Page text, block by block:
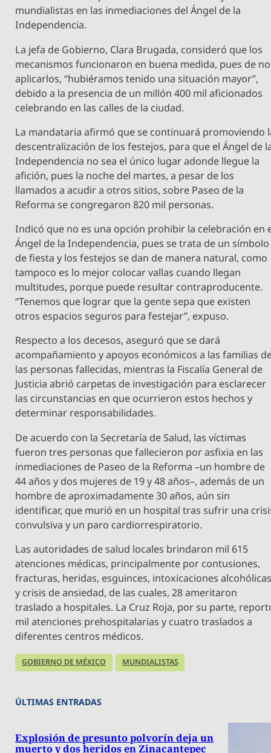
mundialistas en las inmediaciones del Ángel de la
Independencia.
La jefa de Gobierno, Clara Brugada, consideró que los
mecanismos funcionaron en buena medida, pues de no
aplicarlos, “hubiéramos tenido una situación mayor”,
debido a la presencia de un millón 400 mil aficionados
celebrando en las calles de la ciudad.
La mandataria afirmó que se continuará promoviendo
descentralización de los festejos, para que el Ángel de
Independencia no sea el único lugar adonde llegue la
afición, pues la noche del martes, a pesar de los
llamados a acudir a otros sitios, sobre Paseo de la
Reforma se congregaron 820 mil personas.
Indicó que no es una opción prohibir la celebración en
Ángel de la Independencia, pues se trata de un símbolo
de fiesta y los festejos se dan de manera natural, como
tampoco es lo mejor colocar vallas cuando llegan
multitudes, porque puede resultar contraproducente.
“Tenemos que lograr que la gente sepa que existen
otros espacios seguros para festejar”, expuso.
Respecto a los decesos, aseguró que se dará
acompañamiento y apoyos económicos a las familias
las personas fallecidas, mientras la Fiscalía General de
Justicia abrió carpetas de investigación para esclarecer
las circunstancias en que ocurrieron estos hechos y
determinar responsabilidades.
De acuerdo con la Secretaría de Salud, las víctimas
fueron tres personas que fallecieron por asfixia en las
inmediaciones de Paseo de la Reforma –un hombre de
44 años y dos mujeres de 19 y 48 años–, además de un
hombre de aproximadamente 30 años, aún sin
identificar, que murió en un hospital tras sufrir una
convulsiva y un paro cardiorrespiratorio.
Las autoridades de salud locales brindaron mil 615
atenciones médicas, principalmente por contusiones,
fracturas, heridas, esguinces, intoxicaciones
y crisis de ansiedad, de las cuales, 28 ameritaron
traslado a hospitales. La Cruz Roja, por su parte,
mil atenciones prehospitalarias y cuatro traslados a
diferentes centros médicos.
GOBIERNO DE MÉXICO MUNDIALISTAS
ÚLTIMAS ENTRADAS
Explosión de presunto polvorín deja un
muerto y dos heridos en Zinacantepec